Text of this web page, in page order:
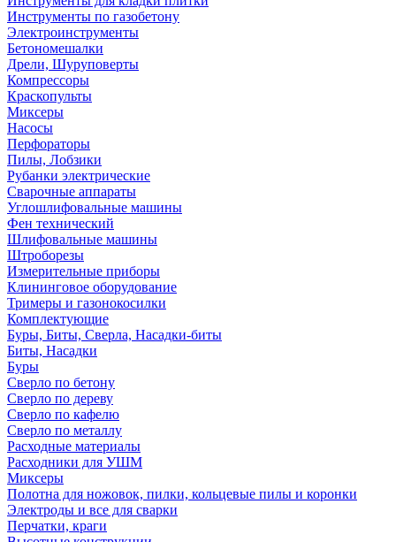
Инструменты по газобетону
Электроинструменты
Бетономешалки
Дрели, Шуруповерты
Компрессоры
Краскопульты
Миксеры
Насосы
Перфораторы
Пилы, Лобзики
Рубанки электрические
Сварочные аппараты
Углошлифовальные машины
Фен технический
Шлифовальные машины
Штроборезы
Измерительные приборы
Клининговое оборудование
Тримеры и газонокосилки
Комплектующие
Буры, Биты, Сверла, Насадки-биты
Биты, Насадки
Буры
Сверло по бетону
Сверло по дереву
Сверло по кафелю
Сверло по металлу
Расходные материалы
Расходники для УШМ
Миксеры
Полотна для ножовок, пилки, кольцевые пилы и коронки
Электроды и все для сварки
Перчатки, краги